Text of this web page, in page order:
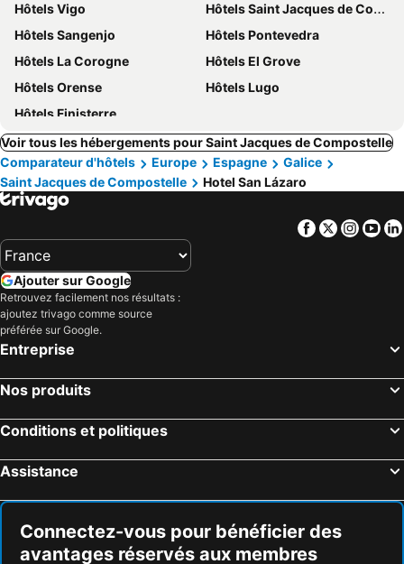
Hôtels Vigo
Hôtels Saint Jacques de Compostelle
Hôtels Sangenjo
Hôtels Pontevedra
Hôtels La Corogne
Hôtels El Grove
Hôtels Orense
Hôtels Lugo
Hôtels Finisterre
Voir tous les hébergements pour Saint Jacques de Compostelle
Comparateur d'hôtels
Europe Espagne
Galice
Saint Jacques de Compostelle
Hotel San Lázaro
Facebook
Twitter
Ajouter sur Google
Retrouvez facilement nos résultats :
ajoutez trivago comme source
préférée sur Google.
Entreprise
Nos produits
Conditions et politiques
Assistance
Connectez-vous pour bénéficier des
avantages réservés aux membres